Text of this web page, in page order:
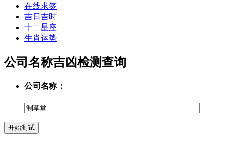
在线求签
吉日吉时
十二星座
生肖运势
公司名称吉凶检测查询
公司名称：